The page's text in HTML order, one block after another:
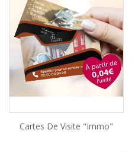
Cartes De Visite "Immo"